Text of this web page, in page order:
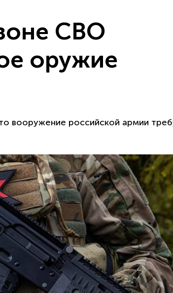
СВО
оружие
вооружение российской армии